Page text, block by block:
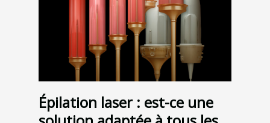
Épilation laser : est-ce une